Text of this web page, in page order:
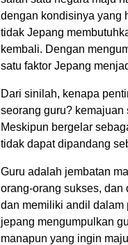
dengan kondisinya yang
tidak Jepang
kembali. Dengan
satu faktor Jepang
Dari sinilah, kenapa
seorang guru? kemajuan
Meskipun bergelar
tidak dapat dipandang
Guru adalah jembatan
orang-orang sukses, dan
dan memiliki andil dalam
jepang mengumpulkan
manapun yang ingin